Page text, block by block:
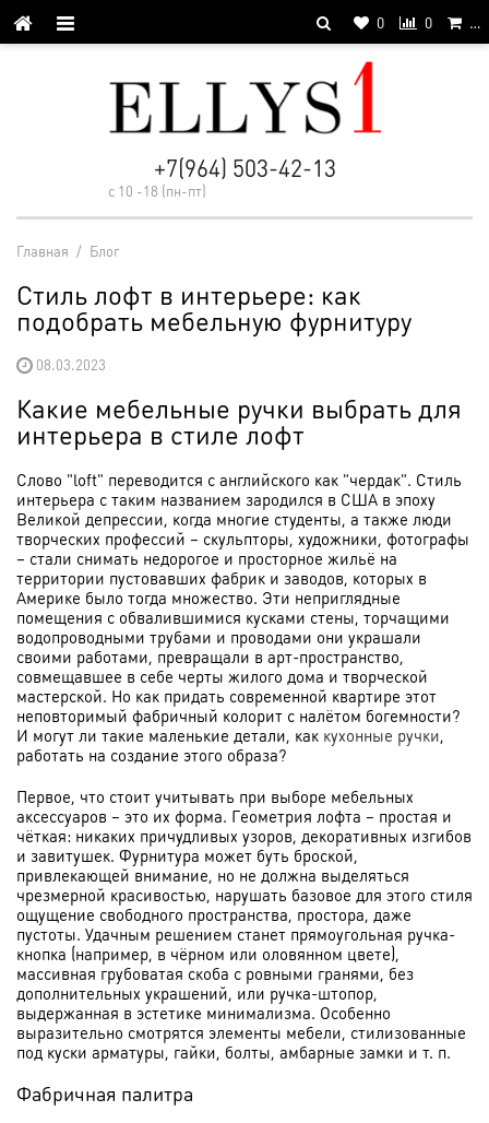
0 0 …
+7(964) 503-42-13
с 10 -18 (пн-пт)
Главная / Блог
Стиль лофт в интерьере: как
подобрать мебельную фурнитуру
08.03.2023
Какие мебельные ручки выбрать для
интерьера в стиле лофт
Слово "loft" переводится с английского как "чердак". Стиль
интерьера с таким названием зародился в США в эпоху
Великой депрессии, когда многие студенты, а также люди
творческих профессий – скульпторы, художники, фотографы
– стали снимать недорогое и просторное жильё на
территории пустовавших фабрик и заводов, которых в
Америке было тогда множество. Эти неприглядные
помещения с обвалившимися кусками стены, торчащими
водопроводными трубами и проводами они украшали
своими работами, превращали в арт-пространство,
совмещавшее в себе черты жилого дома и творческой
мастерской. Но как придать современной квартире этот
неповторимый фабричный колорит с налётом богемности?
И могут ли такие маленькие детали, как кухонные ручки,
работать на создание этого образа?
Первое, что стоит учитывать при выборе мебельных
аксессуаров – это их форма. Геометрия лофта – простая и
чёткая: никаких причудливых узоров, декоративных изгибов
и завитушек. Фурнитура может буть броской,
привлекающей внимание, но не должна выделяться
чрезмерной красивостью, нарушать базовое для этого стиля
ощущение свободного пространства, простора, даже
пустоты. Удачным решением станет прямоугольная ручка-
кнопка (например, в чёрном или оловянном цвете),
массивная грубоватая скоба с ровными гранями, без
дополнительных украшений, или ручка-штопор,
выдержанная в эстетике минимализма. Особенно
выразительно смотрятся элементы мебели, стилизованные
под куски арматуры, гайки, болты, амбарные замки и т. п.
Фабричная палитра